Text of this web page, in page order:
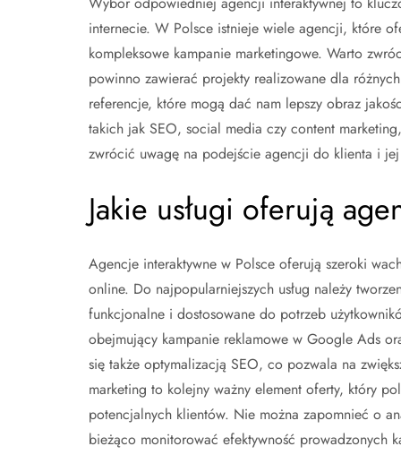
internecie. W Polsce istnieje wiele agencji, które
kompleksowe kampanie marketingowe. Warto
powinno zawierać projekty realizowane dla
referencje, które mogą dać nam lepszy obraz
takich jak SEO, social media czy content
zwrócić uwagę na podejście agencji do klienta i
Jakie usługi oferują
Agencje interaktywne w Polsce oferują szeroki
online. Do najpopularniejszych usług należy
funkcjonalne i dostosowane do potrzeb
obejmujący kampanie reklamowe w Google Ads
się także optymalizacją SEO, co pozwala na
marketing to kolejny ważny element oferty, który
potencjalnych klientów. Nie można zapomnieć o
bieżąco monitorować efektywność prowadzonych